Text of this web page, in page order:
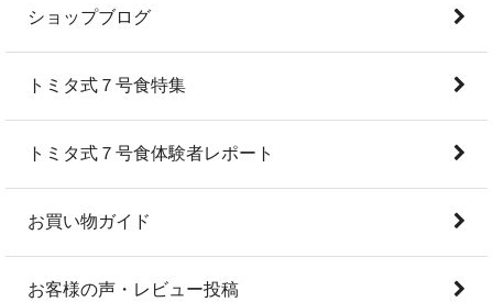
ショップブログ
トミタ式７号食特集
トミタ式７号食体験者レポート
お買い物ガイド
お客様の声・レビュー投稿